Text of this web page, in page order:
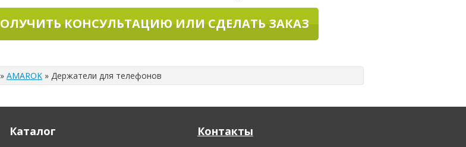
КОНСУЛЬТАЦИЮ ИЛИ СДЕЛАТЬ ЗАКАЗ
» AMAROK » Держатели для телефонов
Каталог Контакты